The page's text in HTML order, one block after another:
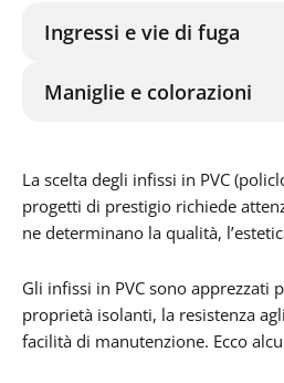
Ingressi e vie di fuga
Maniglie e colorazioni
La scelta degli infissi in PVC
progetti di prestigio richiede
ne determinano la qualità,
Gli infissi in PVC sono apprezzati
proprietà isolanti, la resistenza
facilità di manutenzione. Ecco